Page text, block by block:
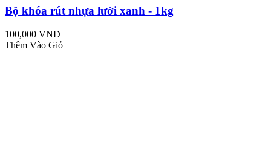
Bộ khóa rút nhựa lưới xanh - 1kg
100,000 VND
Thêm Vào Giỏ